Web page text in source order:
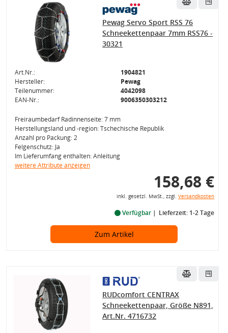
Pewag Servo Sport RSS 76
Schneekettenpaar 7mm RSS76 -
30321
Art.Nr.:
1904821
Hersteller:
Pewag
Teilenummer:
4042098
EAN-Nr.:
9006350303212
Freiraumbedarf Radinnenseite: 7 mm
Herstellungsland und -region: Tschechische Republik
Anzahl pro Packung: 2
Felgenschutz: Ja
Im Lieferumfang enthalten: Anleitung
weitere Attribute anzeigen
158,68 €
inkl. gesetzl. MwSt., zzgl. Versandkosten
Verfügbar Lieferzeit: 1-2 Tage
Zum Artikel
RUDcomfort CENTRAX
Schneekettenpaar, Größe N891,
Art.Nr. 4716732